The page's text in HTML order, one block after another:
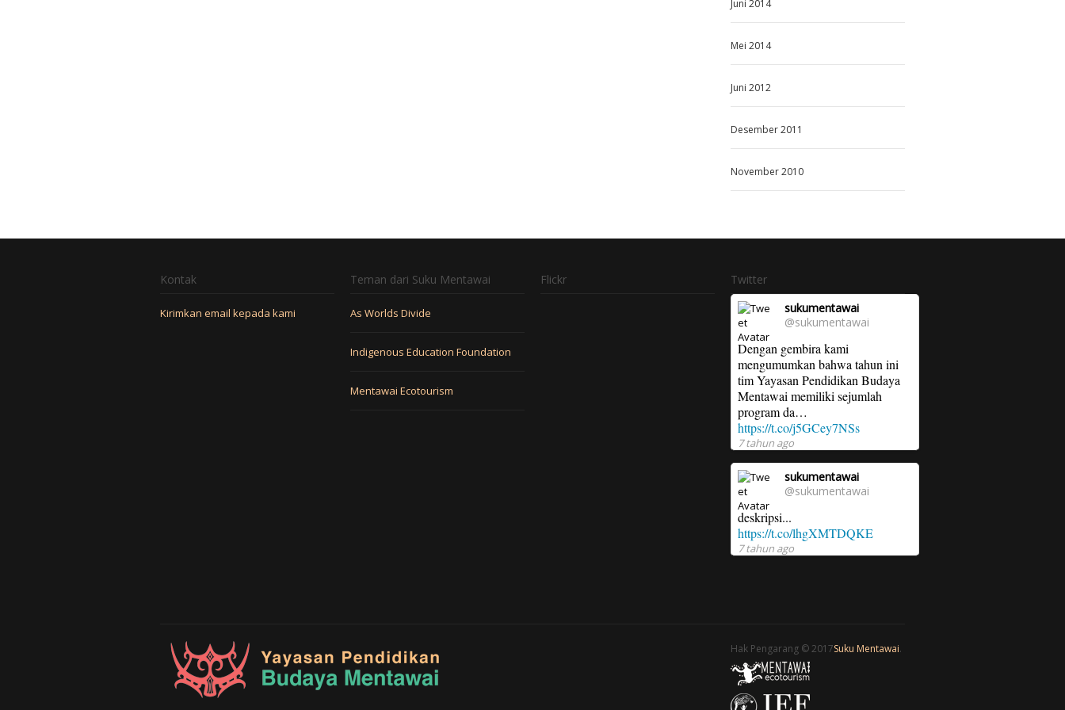
Juni 2014
Mei 2014
Juni 2012
Desember 2011
November 2010
Kontak
Kirimkan email kepada kami
Teman dari Suku Mentawai
As Worlds Divide
Indigenous Education Foundation
Mentawai Ecotourism
Flickr
Twitter
sukumentawai
@sukumentawai
Dengan gembira kami
mengumumkan bahwa tahun ini
tim Yayasan Pendidikan Budaya
Mentawai memiliki sejumlah
program da…
https://t.co/j5GCey7NSs
7 tahun ago
sukumentawai
@sukumentawai
deskripsi...
https://t.co/lhgXMTDQKE
7 tahun ago
Hak Pengarang © 2017Suku Mentawai.